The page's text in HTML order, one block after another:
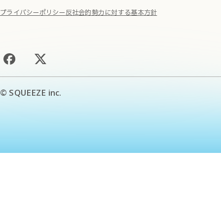
プライバシーポリシー反社会的勢力に対する基本方針
© SQUEEZE inc.